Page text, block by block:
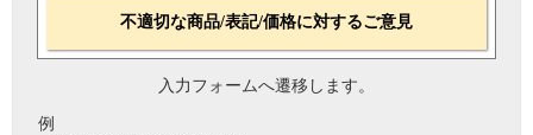
不適切な商品/表記/価格に対するご意見
入力フォームへ遷移します。
例